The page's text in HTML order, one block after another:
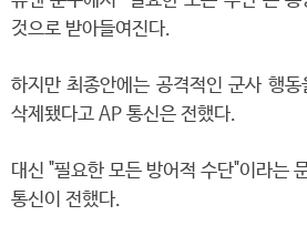
것으로 받아들여진다.
하지만 최종안에는 공격적인 군사 행
삭제됐다고 AP 통신은 전했다.
대신 "필요한 모든 방어적 수단"이라는
통신이 전했다.